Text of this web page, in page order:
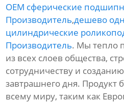
OEM сферические
Производитель,дешево
цилиндрические
Производитель. Мы тепло
из всех слоев общества,
сотрудничеству и
завтрашнего дня. Продукт
всему миру, таким как